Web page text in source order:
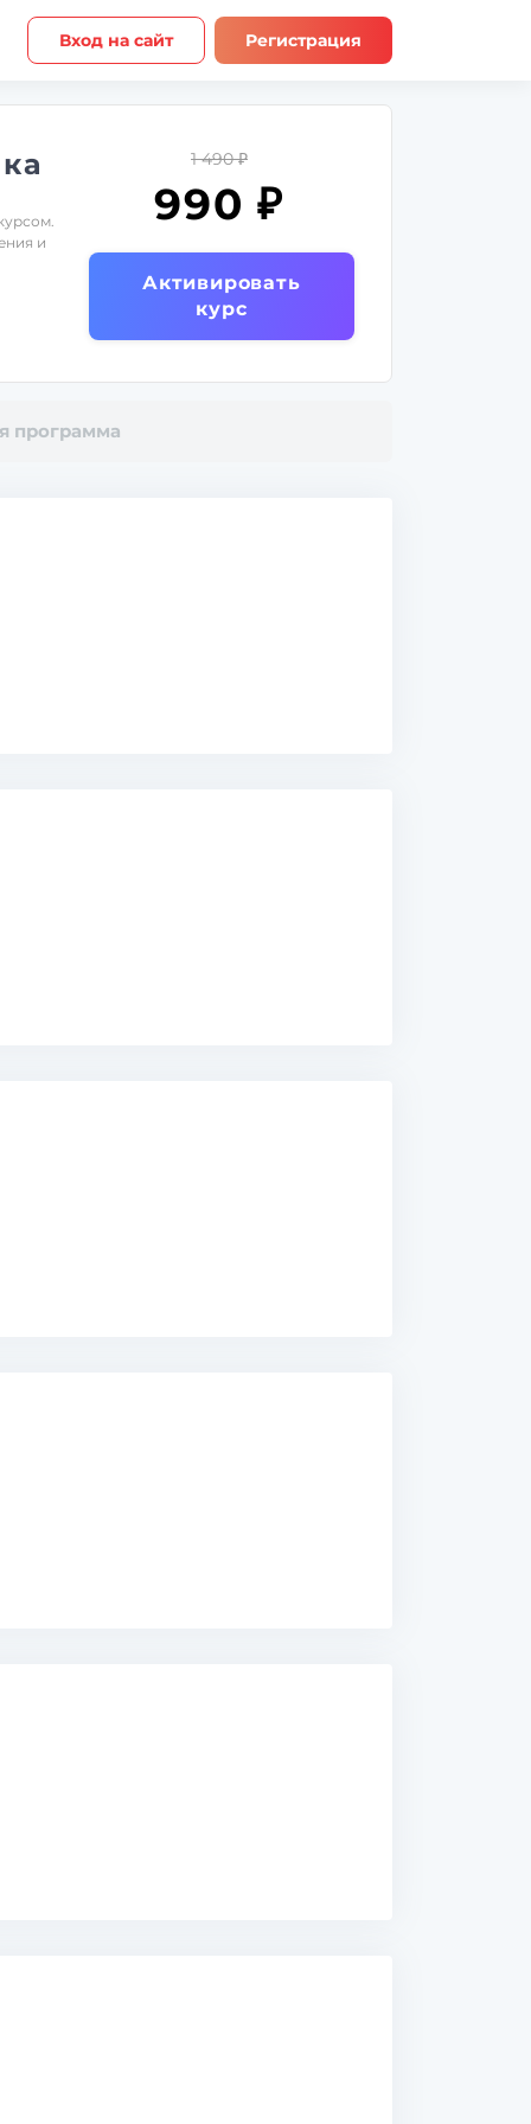
Вход на сайт Регистрация
и
1 490 ₽
990 ₽
Активировать
курс
программа